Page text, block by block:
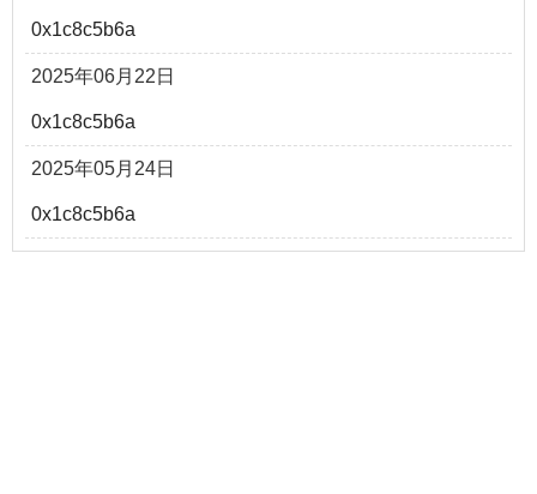
0x1c8c5b6a
2025年06月22日
0x1c8c5b6a
2025年05月24日
0x1c8c5b6a